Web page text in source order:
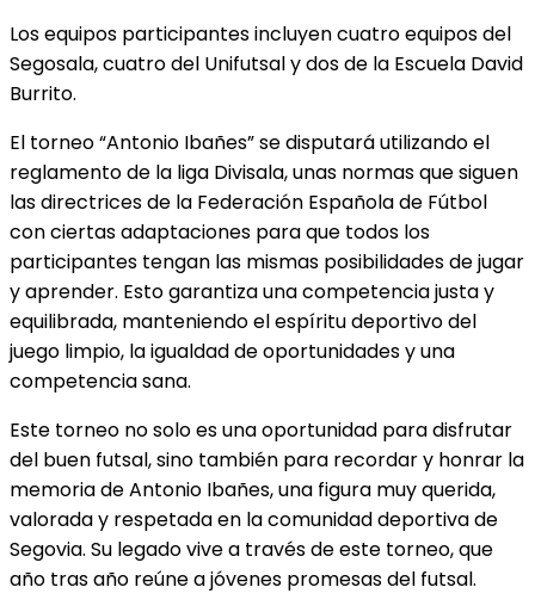
Los equipos participantes incluyen cuatro equipos del
Segosala, cuatro del Unifutsal y dos de la Escuela David
Burrito.
El torneo “Antonio Ibañes” se disputará utilizando el
reglamento de la liga Divisala, unas normas que siguen
las directrices de la Federación Española de Fútbol
con ciertas adaptaciones para que todos los
participantes tengan las mismas posibilidades de jugar
y aprender. Esto garantiza una competencia justa y
equilibrada, manteniendo el espíritu deportivo del
juego limpio, la igualdad de oportunidades y una
competencia sana.
Este torneo no solo es una oportunidad para disfrutar
del buen futsal, sino también para recordar y honrar la
memoria de Antonio Ibañes, una figura muy querida,
valorada y respetada en la comunidad deportiva de
Segovia. Su legado vive a través de este torneo, que
año tras año reúne a jóvenes promesas del futsal.